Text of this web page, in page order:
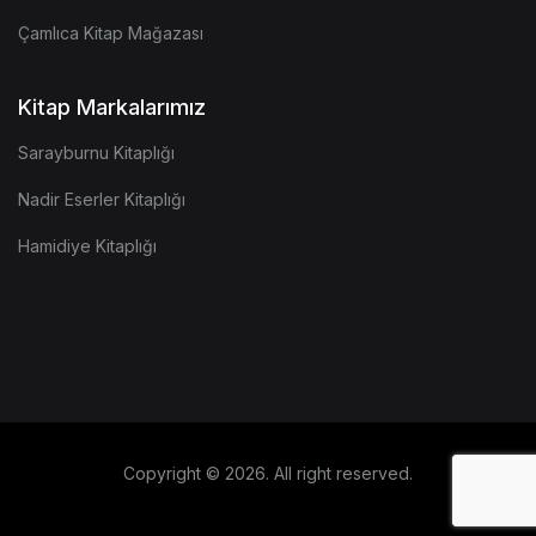
Çamlıca Kitap Mağazası
Kitap Markalarımız
Sarayburnu Kitaplığı
Nadir Eserler Kitaplığı
Hamidiye Kitaplığı
Copyright © 2026. All right reserved.